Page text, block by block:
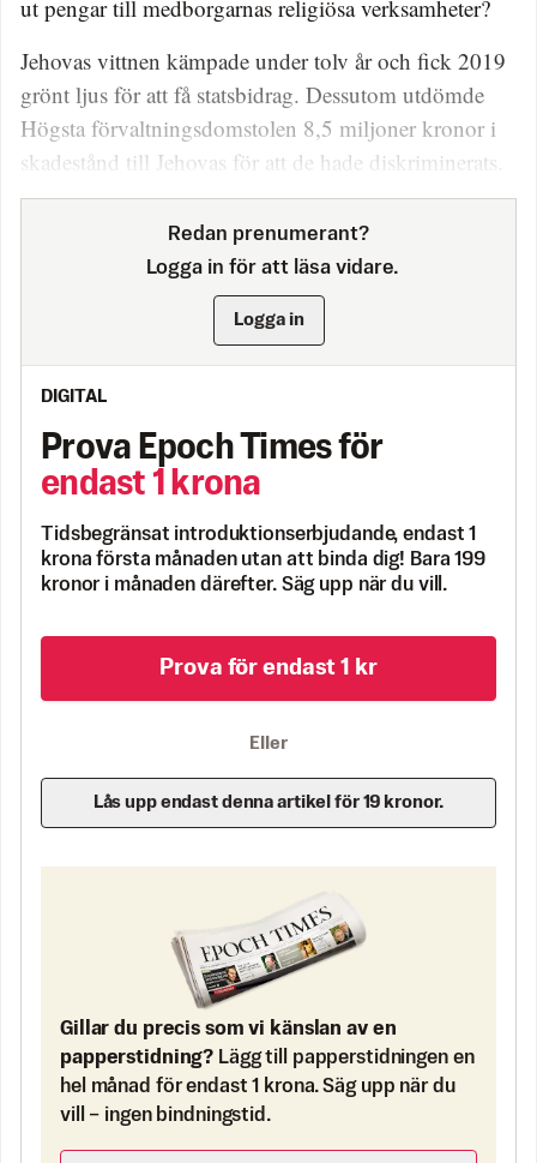
ut pengar till medborgarnas religiösa verksamheter?
Jehovas vittnen kämpade under tolv år och fick 2019
grönt ljus för att få statsbidrag. Dessutom utdömde
Högsta förvaltningsdomstolen 8,5 miljoner kronor i
skadestånd till Jehovas för att de hade diskriminerats.
Redan prenumerant?
Logga in för att läsa vidare.
Logga in
DIGITAL
Prova Epoch Times för
endast 1 krona
Tidsbegränsat introduktionserbjudande, endast 1
krona första månaden utan att binda dig! Bara 199
kronor i månaden därefter. Säg upp när du vill.
Prova för endast 1 kr
Eller
Lås upp endast denna artikel för 19 kronor.
Gillar du precis som vi känslan av en
papperstidning? Lägg till papperstidningen en
hel månad för endast 1 krona. Säg upp när du
vill – ingen bindningstid.